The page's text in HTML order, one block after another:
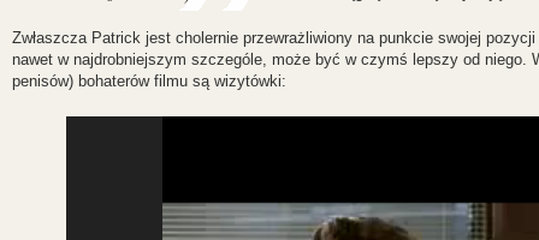
Zwłaszcza Patrick jest cholernie przewrażliwiony na punkcie swojej
nawet w najdrobniejszym szczególe, może być w czymś lepszy od niego.
penisów) bohaterów filmu są wizytówki: